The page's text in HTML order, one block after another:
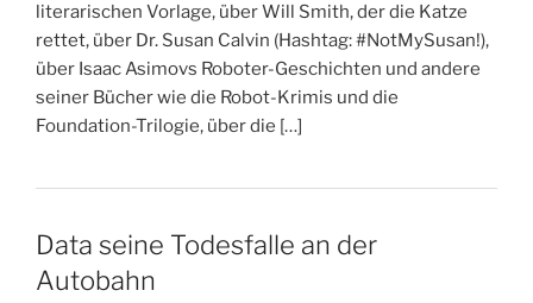
literarischen Vorlage, über Will Smith, der die Katze
rettet, über Dr. Susan Calvin (Hashtag: #NotMySusan!),
über Isaac Asimovs Roboter-Geschichten und andere
seiner Bücher wie die Robot-Krimis und die
Foundation-Trilogie, über die […]
Data seine Todesfalle an der
Autobahn